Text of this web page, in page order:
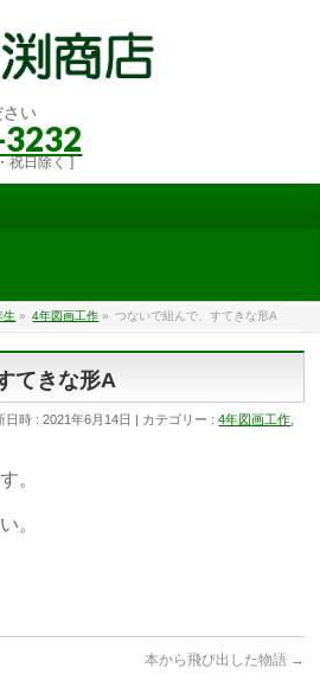
い
祝日除く ]
生 » 4年図画工作 » つないで組んで、すてきな形A
てきな形A
日時 : 2021年6月14日 カテゴリー :4年図画工作
。
。
本から飛び出した物語 →